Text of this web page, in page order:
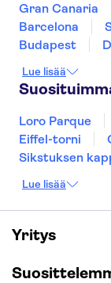
Gran Canaria
Barcelona
Budapest
Los Angeles
Ljubljana
Lue lisää
Loro Parque
Eiffel-torni
Sikstuksen
Moulin Rouge
London Eye
Wieliczkan
Caminito del Rey
Golden Circle
Lue lisää
Yritys